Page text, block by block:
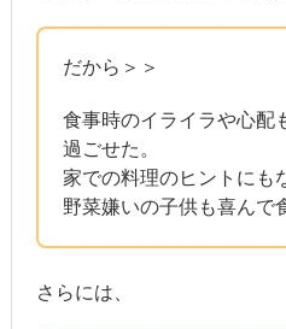
だから＞＞
食事時のイライラや心配
過ごせた。
家での料理のヒントにも
野菜嫌いの子供も喜んで
さらには、